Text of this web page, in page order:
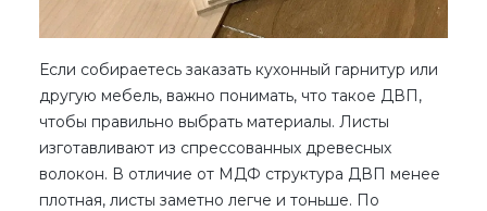
Если собираетесь заказать кухонный гарнитур или
другую мебель, важно понимать, что такое ДВП,
чтобы правильно выбрать материалы. Листы
изготавливают из спрессованных древесных
волокон. В отличие от МДФ структура ДВП менее
плотная, листы заметно легче и тоньше. По